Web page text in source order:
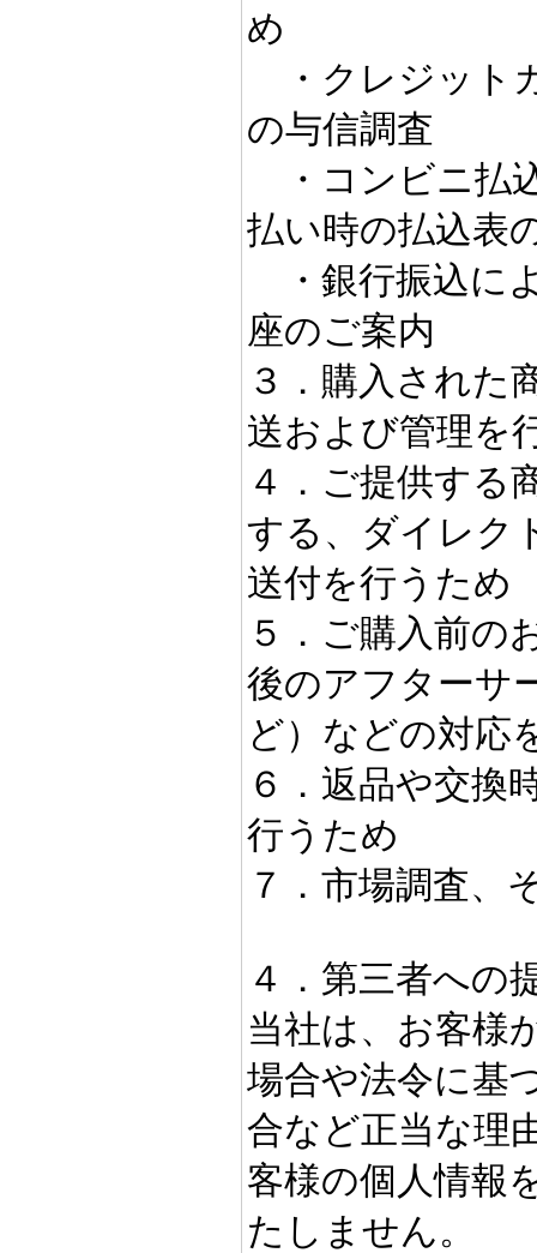
め
・クレジット
の与信調査
・コンビニ払
払い時の払込表
・銀行振込に
座のご案内
３．購入された
送および管理を
４．ご提供する
する、ダイレク
送付を行うため
５．ご購入前の
後のアフターサ
ど）などの対応
６．返品や交換
行うため
７．市場調査、
４．第三者への
当社は、お客様
場合や法令に基
合など正当な理
客様の個人情報
たしません。